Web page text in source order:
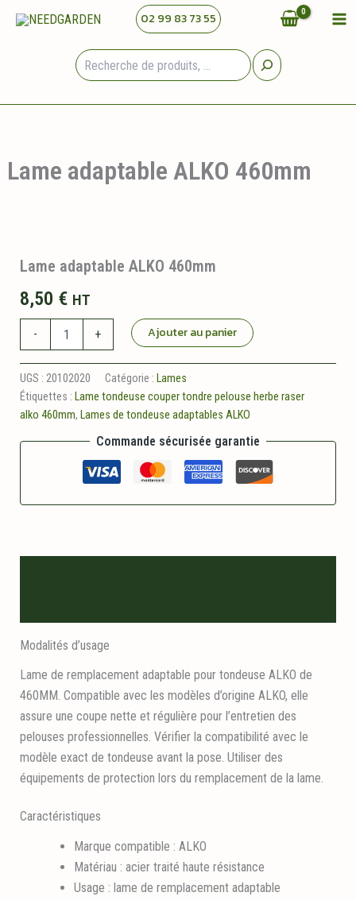
02 99 83 73 55
Lame adaptable ALKO 460mm
Lame adaptable ALKO 460mm
8,50 € HT
-
adaptable
ALKO
460mm
+ Ajouter au panier
UGS : 20102020 Catégorie : Lames
Étiquettes : Lame tondeuse couper tondre pelouse herbe raser
alko 460mm, Lames de tondeuse adaptables ALKO
Commande sécurisée garantie
Modalités d’usage
Lame de remplacement adaptable pour tondeuse ALKO de
460MM. Compatible avec les modèles d’origine ALKO, elle
assure une coupe nette et régulière pour l’entretien des
pelouses professionnelles. Vérifier la compatibilité avec le
modèle exact de tondeuse avant la pose. Utiliser des
équipements de protection lors du remplacement de la lame.
Caractéristiques
Marque compatible : ALKO
Matériau : acier traité haute résistance
Usage : lame de remplacement adaptable